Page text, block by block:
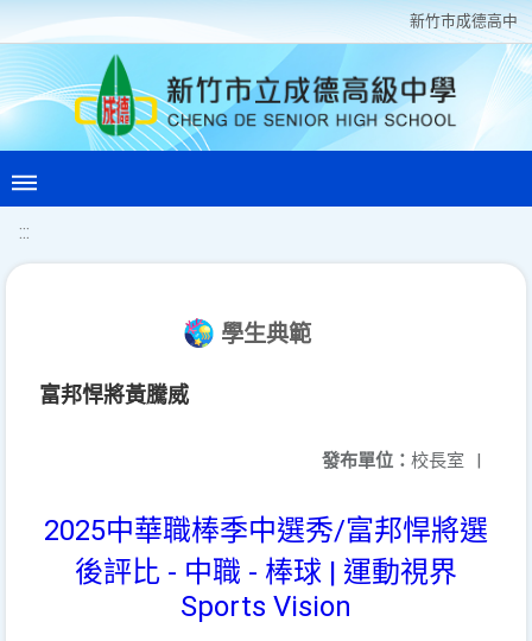
新竹巿成德高中
:::
學生典範
富邦悍將黃騰威
發布單位： 校長室 |
2025中華職棒季中選秀/富邦悍將選
後評比 - 中職 - 棒球 | 運動視界
Sports Vision